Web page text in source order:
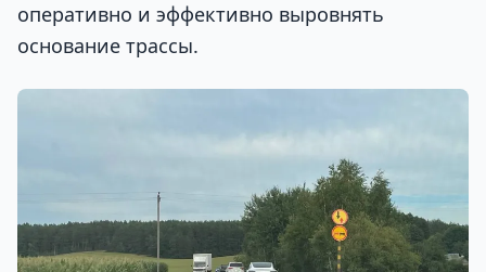
оперативно и эффективно выровнять
основание трассы.